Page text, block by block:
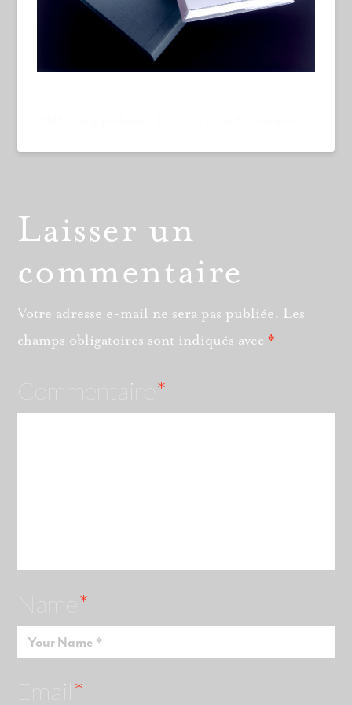
Laisser un
commentaire
Votre adresse e-mail ne sera pas publiée. Les
champs obligatoires sont indiqués avec*
Commentaire*
Name*
Email*